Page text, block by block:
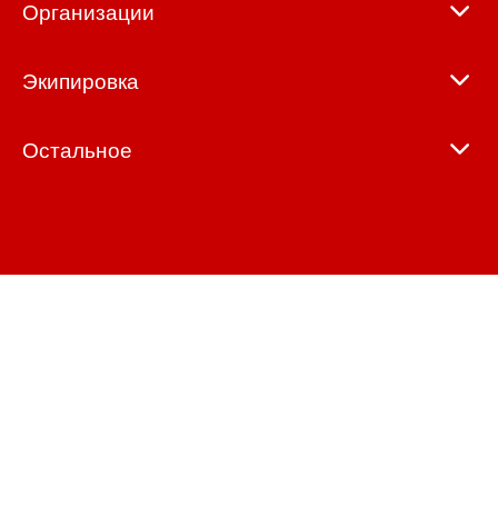
Организации
Экипировка
Остальное